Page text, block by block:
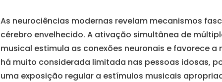
As neurociências modernas revelam mecanismos
cérebro envelhecido. A ativação simultânea de
musical estimula as conexões neuronais e favorece
há muito considerada limitada nas pessoas idosas,
uma exposição regular a estímulos musicais